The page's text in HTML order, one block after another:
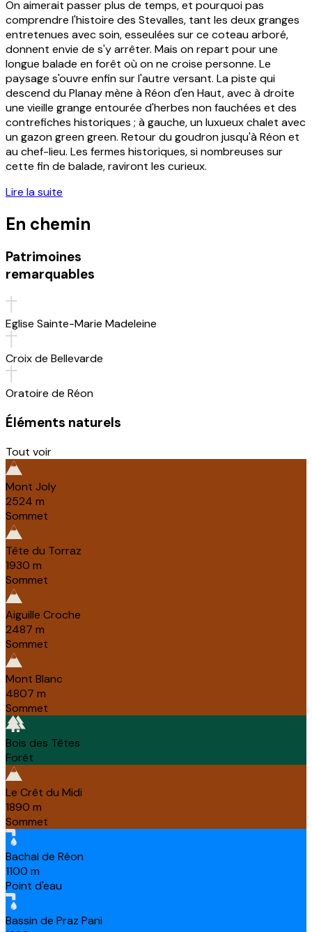
On aimerait passer plus de temps, et pourquoi pas
comprendre l'histoire des Stevalles, tant les deux granges
entretenues avec soin, esseulées sur ce coteau arboré,
donnent envie de s'y arrêter. Mais on repart pour une
longue balade en forêt où on ne croise personne. Le
paysage s'ouvre enfin sur l'autre versant. La piste qui
descend du Planay mène à Réon d'en Haut, avec à droite
une vieille grange entourée d'herbes non fauchées et des
contrefiches historiques ; à gauche, un luxueux chalet avec
un gazon green green. Retour du goudron jusqu'à Réon et
au chef-lieu. Les fermes historiques, si nombreuses sur
cette fin de balade, raviront les curieux.
Lire la suite
En chemin
Patrimoines
remarquables
Eglise Sainte-Marie Madeleine
Croix de Bellevarde
Oratoire de Réon
Éléments naturels
Tout voir
Mont Joly
2524 m
Sommet
Tête du Torraz
1930 m
Sommet
Aiguille Croche
2487 m
Sommet
Mont Blanc
4807 m
Sommet
Bois des Têtes
Forêt
Le Crêt du Midi
1890 m
Sommet
Bachal de Réon
1100 m
Point d'eau
Bassin de Praz Pani